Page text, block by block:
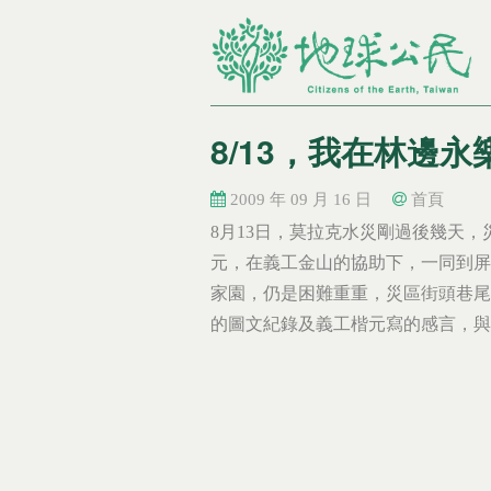
8/13，我在林邊永
2009 年 09 月 16 日
您在這裡
首頁
您在這裡
8月13日，莫拉克水災剛過後幾天
元，在義工金山的協助下，一同到
家園，仍是困難重重，災區街頭巷
的圖文紀錄及義工楷元寫的感言，